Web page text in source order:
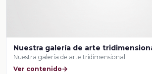
Nuestra galería de arte
Nuestra galería de arte tridimensional
Ver contenido